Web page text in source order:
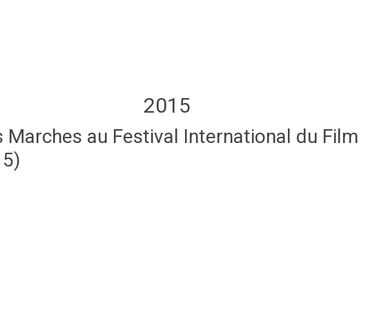
2015
Marches au Festival International du Film